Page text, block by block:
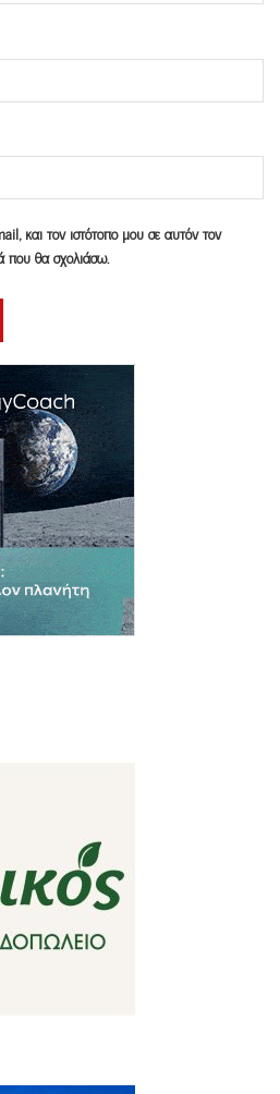
και τον ιστότοπο μου σε αυτόν τον
που θα σχολιάσω.